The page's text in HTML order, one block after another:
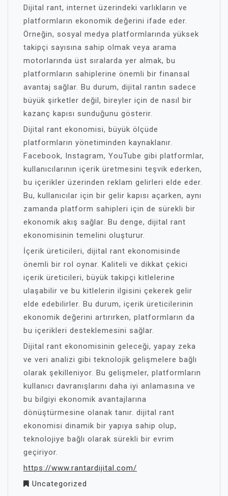
Dijital rant, internet üzerindeki varlıkların ve
platformların ekonomik değerini ifade eder.
Örneğin, sosyal medya platformlarında yüksek
takipçi sayısına sahip olmak veya arama
motorlarında üst sıralarda yer almak, bu
platformların sahiplerine önemli bir finansal
avantaj sağlar. Bu durum, dijital rantın sadece
büyük şirketler değil, bireyler için de nasıl bir
kazanç kapısı sunduğunu gösterir.
Dijital rant ekonomisi, büyük ölçüde
platformların yönetiminden kaynaklanır.
Facebook, Instagram, YouTube gibi platformlar,
kullanıcılarının içerik üretmesini teşvik ederken,
bu içerikler üzerinden reklam gelirleri elde eder.
Bu, kullanıcılar için bir gelir kapısı açarken, aynı
zamanda platform sahipleri için de sürekli bir
ekonomik akış sağlar. Bu denge, dijital rant
ekonomisinin temelini oluşturur.
İçerik üreticileri, dijital rant ekonomisinde
önemli bir rol oynar. Kaliteli ve dikkat çekici
içerik üreticileri, büyük takipçi kitlelerine
ulaşabilir ve bu kitlelerin ilgisini çekerek gelir
elde edebilirler. Bu durum, içerik üreticilerinin
ekonomik değerini artırırken, platformların da
bu içerikleri desteklemesini sağlar.
Dijital rant ekonomisinin geleceği, yapay zeka
ve veri analizi gibi teknolojik gelişmelere bağlı
olarak şekilleniyor. Bu gelişmeler, platformların
kullanıcı davranışlarını daha iyi anlamasına ve
bu bilgiyi ekonomik avantajlarına
dönüştürmesine olanak tanır. dijital rant
ekonomisi dinamik bir yapıya sahip olup,
teknolojiye bağlı olarak sürekli bir evrim
geçiriyor.
https://www.rantardijital.com/
Uncategorized